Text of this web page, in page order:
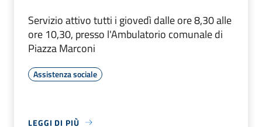
Servizio attivo tutti i giovedì dalle ore 8,30 alle
ore 10,30, presso l'Ambulatorio comunale di
Piazza Marconi
Assistenza sociale
LEGGI DI PIÙ